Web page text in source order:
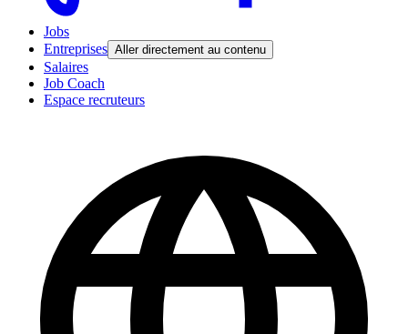
Jobs
Entreprises Aller directement au contenu
Salaires
Job Coach
Espace recruteurs